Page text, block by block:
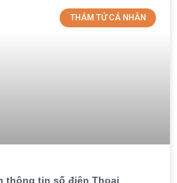
THÁM TỬ CÁ NHÂN
thông tin số điện Thoại